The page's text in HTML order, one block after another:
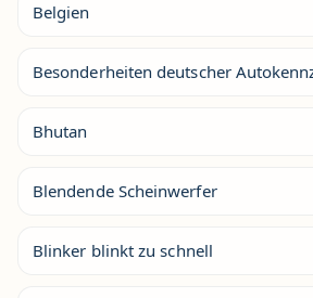
Belgien
Besonderheiten deutscher
Bhutan
Blendende Scheinwerfer
Blinker blinkt zu schnell